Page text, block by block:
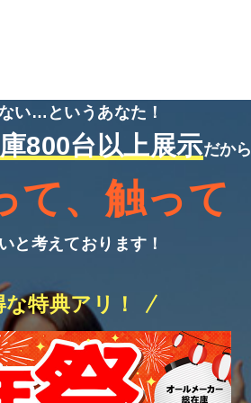
い…というあなた！
800台以上展示だから
て、触って
と考えております！
特典アリ！